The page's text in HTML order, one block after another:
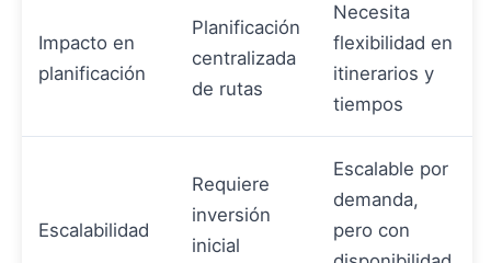
Impacto en
planificación
Planificación
centralizada
de rutas
Necesita
flexibilidad en
itinerarios y
tiempos
Escalabilidad
Requiere
inversión
inicial
Escalable por
demanda,
pero con